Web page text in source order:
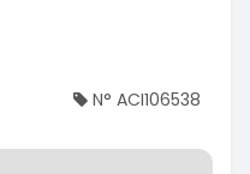
N° ACI106538